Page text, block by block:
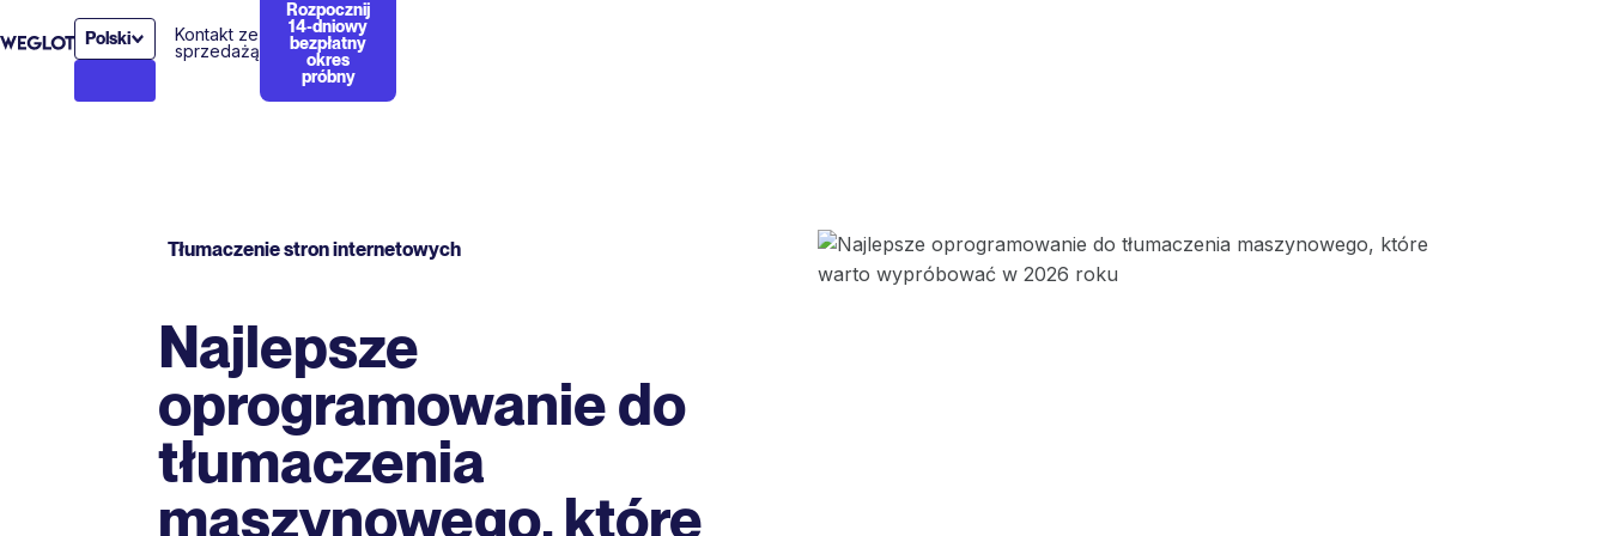
Polski
Kontakt ze
sprzedażą
Rozpocznij
14-dniowy
bezpłatny
okres
próbny
Tłumaczenie stron internetowych
Najlepsze
oprogramowanie do
tłumaczenia
maszynowego, które